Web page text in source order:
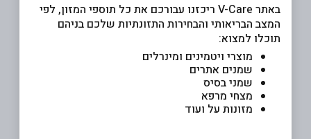
באתר V-Care ריכזנו עבורכם את כל תוספי המזון, לפי
המצב הבריאותי והבחירות התזונתיות שלכם בניהם
תוכלו למצוא:
מוצרי ויטמינים ומינרלים
שמנים אתרים
שמני בסיס
מצחי מרפא
מזונות על ועוד